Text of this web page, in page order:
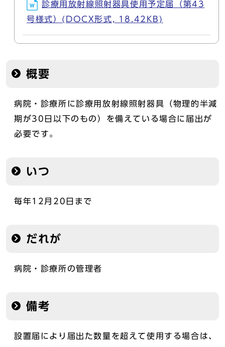
診療用放射線照射器具使用予定届（第43
号様式）(DOCX形式, 18.42KB)
概要
病院・診療所に診療用放射線照射器具（物理的半減
期が30日以下のもの）を備えている場合に届出が
必要です。
いつ
毎年12月20日まで
だれが
病院・診療所の管理者
備考
設置届により届出た数量を超えて使用する場合は、